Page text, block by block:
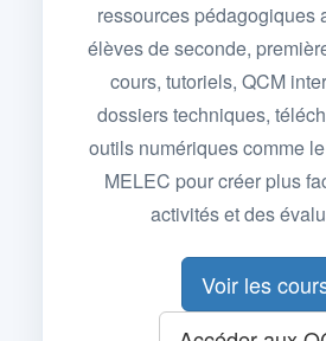
ressources pédagogiques
élèves de seconde,
cours, tutoriels, QCM
dossiers techniques,
outils numériques comme
MELEC pour créer plus
activités et des
Voir les